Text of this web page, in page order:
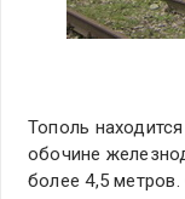
Тополь
обочине
более 4,5